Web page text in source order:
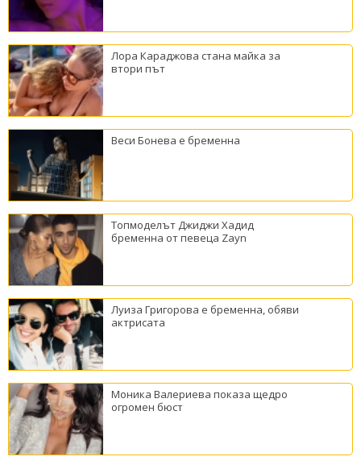
Лора Караджова стана майка за
втори път
Веси Бонева е бременна
Топмоделът Джиджи Хадид
бременна от певеца Zayn
Луиза Григорова е бременна, обяви
актрисата
Моника Валериева показа щедро
огромен бюст